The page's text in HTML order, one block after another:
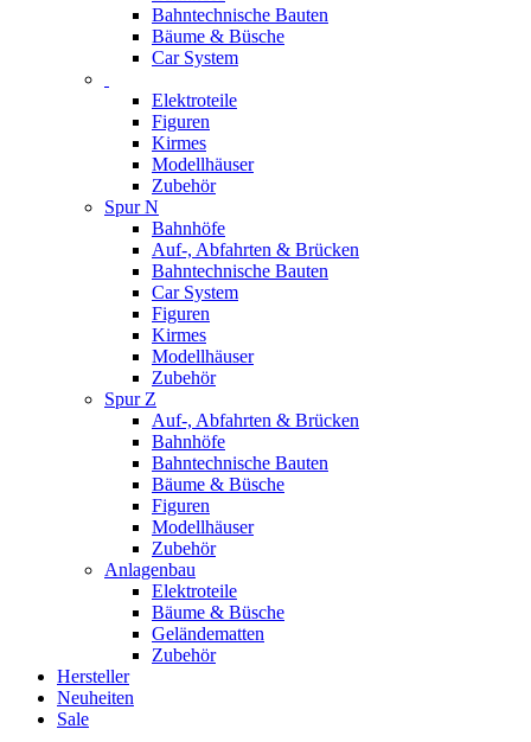
Bahntechnische Bauten
Bäume & Büsche
Car System
Elektroteile
Figuren
Kirmes
Modellhäuser
Zubehör
Spur N
Bahnhöfe
Auf-, Abfahrten & Brücken
Bahntechnische Bauten
Car System
Figuren
Kirmes
Modellhäuser
Zubehör
Spur Z
Auf-, Abfahrten & Brücken
Bahnhöfe
Bahntechnische Bauten
Bäume & Büsche
Figuren
Modellhäuser
Zubehör
Anlagenbau
Elektroteile
Bäume & Büsche
Geländematten
Zubehör
Hersteller
Neuheiten
Sale